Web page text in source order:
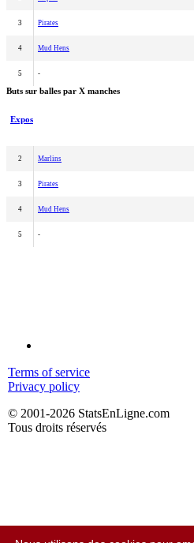
3 Pirates
4 Mud Hens
5 -
Buts sur balles par X manches
Expos
2 Marlins
3 Pirates
4 Mud Hens
5 -
Terms of service
Privacy policy
© 2001-2026 StatsEnLigne.com
Tous droits réservés